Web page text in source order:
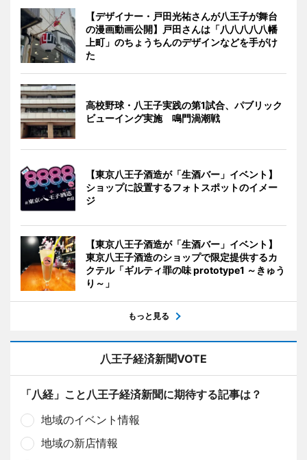
【デザイナー・戸田光祐さんが八王子が舞台
の漫画動画公開】戸田さんは「八八八八八幡
上町」のちょうちんのデザインなどを手がけ
た
高校野球・八王子実践の第1試合、パブリック
ビューイング実施 鳴門渦潮戦
【東京八王子酒造が「生酒バー」イベント】
ショップに設置するフォトスポットのイメー
ジ
【東京八王子酒造が「生酒バー」イベント】
東京八王子酒造のショップで限定提供するカ
クテル「ギルティ罪の味 prototype1 ～きゅう
り～」
もっと見る
八王子経済新聞VOTE
「八経」こと八王子経済新聞に期待する記事は？
地域のイベント情報
地域の新店情報